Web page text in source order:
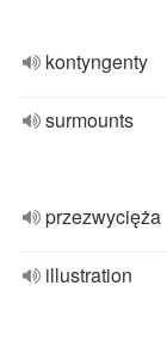
kontyngenty
surmounts
przezwycięża
illustration